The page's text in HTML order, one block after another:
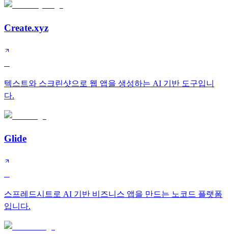
Create.xyz
텍스트와 스크린샷으로 웹 앱을 생성하는 AI 기반 도구입니
다.
Glide
스프레드시트로 AI 기반 비즈니스 앱을 만드는 노코드 플랫폼
입니다.